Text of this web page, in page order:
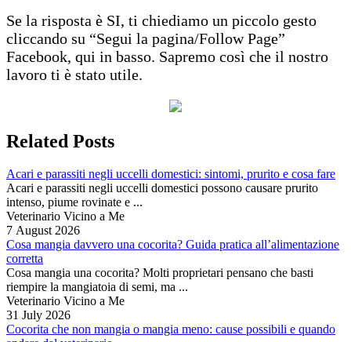
Se la risposta è SI, ti chiediamo un piccolo gesto
cliccando su “Segui la pagina/Follow Page”
Facebook, qui in basso. Sapremo così che il nostro
lavoro ti è stato utile.
Related Posts
Acari e parassiti negli uccelli domestici: sintomi, prurito e cosa fare
Acari e parassiti negli uccelli domestici possono causare prurito
intenso, piume rovinate e ...
Veterinario Vicino a Me
7 August 2026
Cosa mangia davvero una cocorita? Guida pratica all’alimentazione
corretta
Cosa mangia una cocorita? Molti proprietari pensano che basti
riempire la mangiatoia di semi, ma ...
Veterinario Vicino a Me
31 July 2026
Cocorita che non mangia o mangia meno: cause possibili e quando